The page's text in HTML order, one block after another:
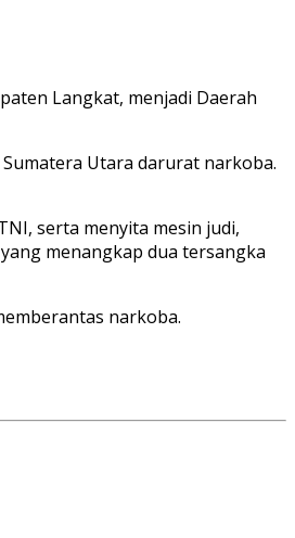
Langkat, menjadi Daerah
Utara darurat narkoba.
serta menyita mesin judi,
menangkap dua tersangka
narkoba.